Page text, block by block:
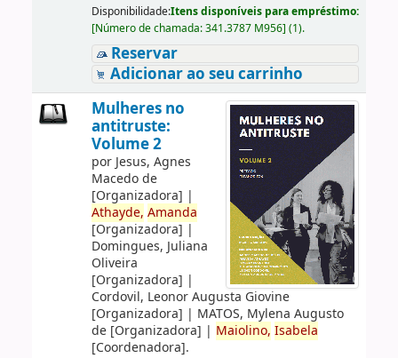
Disponibilidade:Itens disponíveis para empréstimo:
[Número de chamada:341.3787 M956] (1).
Reservar
Adicionar ao seu carrinho
Mulheres no
antitruste:
Volume 2
por Jesus, Agnes
Macedo de
[Organizadora] |
Athayde, Amanda
[Organizadora] |
Domingues, Juliana
Oliveira
[Organizadora] |
Cordovil, Leonor Augusta Giovine
[Organizadora] | MATOS, Mylena Augusto
de[Organizadora] | Maiolino, Isabela
[Coordenadora].